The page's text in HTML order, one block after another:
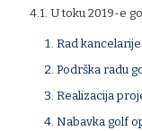
4.1. U toku 2019-e
Rad
Podrška radu
Realizacija
Nabavka golf